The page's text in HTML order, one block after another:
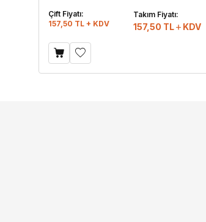
Çift Fiyatı:
157,50 TL + KDV
Takım Fiyatı:
157,50 TL KDV